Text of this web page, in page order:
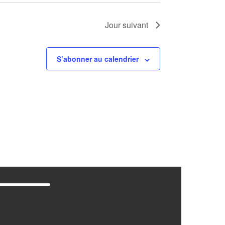
Jour suivant
S’abonner au calendrier